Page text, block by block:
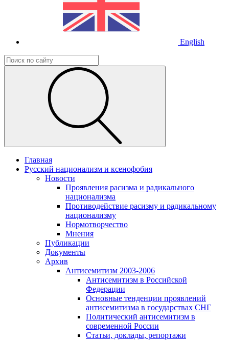
English
Главная
Русский национализм и ксенофобия
Новости
Проявления расизма и радикального
национализма
Противодействие расизму и радикальному
национализму
Нормотворчество
Мнения
Публикации
Документы
Архив
Антисемитизм 2003-2006
Антисемитизм в Российской
Федерации
Основные тенденции проявлений
антисемитизма в государствах СНГ
Политический антисемитизм в
современной России
Статьи, доклады, репортажи